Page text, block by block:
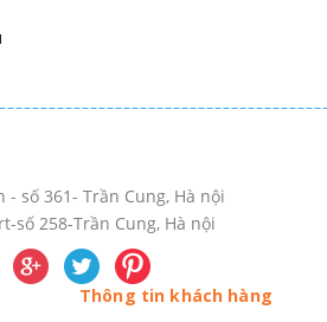
- số 361- Trần Cung, Hà nội
số 258-Trần Cung, Hà nội
Thông tin khách hàng